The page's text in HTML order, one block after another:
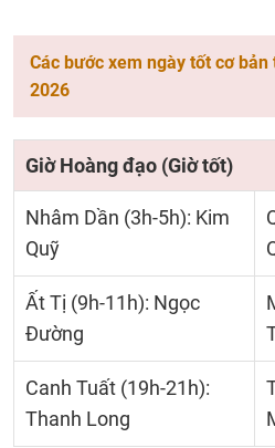
Các bước xem ngày tốt cơ bản
2026
Giờ Hoàng đạo (Giờ tốt)
Nhâm Dần (3h-5h): Kim
Quỹ
Ất Tị (9h-11h): Ngọc
Đường
Canh Tuất (19h-21h):
Thanh Long